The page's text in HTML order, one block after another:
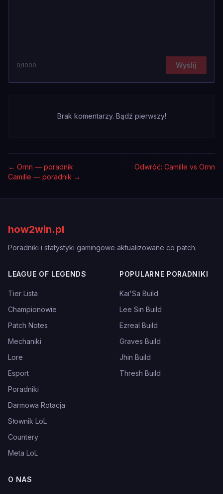
0/1000 Wyślij
Brak komentarzy. Bądź pierwszy!
← Ornn — poradnik
Odwróć: Camille vs Ornn
Camille — poradnik →
how2win.pl
Poradniki i statystyki gamingowe aktualizowane co patch.
LEAGUE OF LEGENDS
Tier Lista
Championowie
Patch Notes
Mechaniki
Lore
Esport
Poradniki
Darmowa Rotacja
Słownik LoL
Countery
Meta LoL
POPULARNE PORADNIKI
Kai'Sa Build
Lee Sin Build
Ezreal Build
Graves Build
Jhin Build
Thresh Build
O NAS